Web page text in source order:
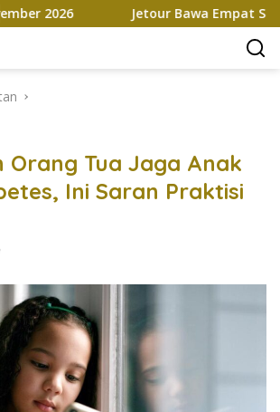
Jetour Bawa Empat SUV Beda
Orang Tua Jaga Anak
Ini Saran Praktisi